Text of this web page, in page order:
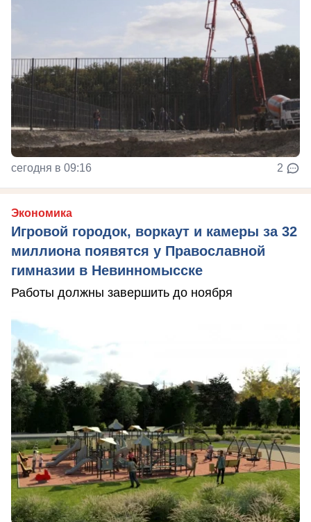
сегодня в 09:16 2
Экономика
Игровой городок, воркаут и камеры за 32
миллиона появятся у Православной
гимназии в Невинномысске
Работы должны завершить до ноября